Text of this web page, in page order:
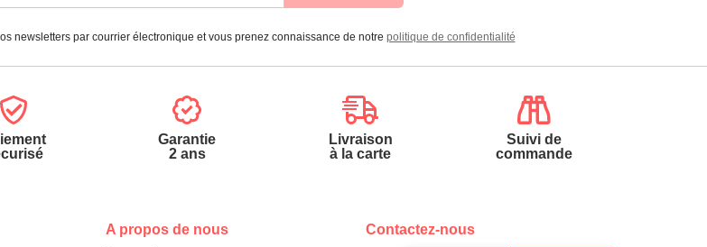
newsletters par courrier électronique et vous prenez connaissance de notre politique de confidentialité
Garantie
2 ans
Livraison
à la carte
Suivi de
commande
A propos de nous Contactez-nous